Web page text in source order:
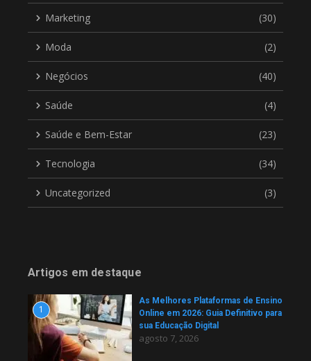
Marketing (30)
Moda (2)
Negócios (40)
Saúde (4)
Saúde e Bem-Estar (23)
Tecnologia (34)
Uncategorized (3)
Artigos em destaque
1
As Melhores Plataformas de Ensino
Online em 2026: Guia Definitivo para
sua Educação Digital
agosto 7, 2026